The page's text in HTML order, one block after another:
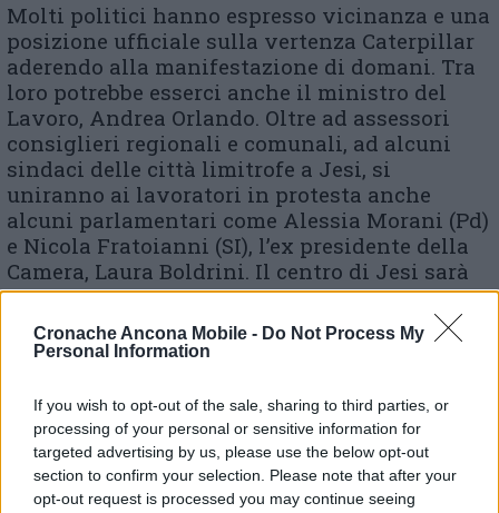
Cronache Ancona Mobile - Do Not Process My
Personal Information
If you wish to opt-out of the sale, sharing to third parties, or
processing of your personal or sensitive information for
targeted advertising by us, please use the below opt-out
section to confirm your selection. Please note that after your
opt-out request is processed you may continue seeing
Molti politici hanno espresso vicinanza e una
posizione ufficiale sulla vertenza Caterpillar
aderendo alla manifestazione di domani. Tra
loro potrebbe esserci anche il ministro del
Lavoro, Andrea Orlando. Oltre ad assessori
consiglieri regionali e comunali, ad alcuni
sindaci delle città limitrofe a Jesi, si
uniranno ai lavoratori in protesta anche
alcuni parlamentari come Alessia Morani (Pd)
e Nicola Fratoianni (SI), l’ex presidente della
Camera, Laura Boldrini. Il centro di Jesi sarà
‘blindato’ dalle forze di polizia per garantire
sicurezza, ordine pubblico e rispetto delle
normative anti-Covid, mentre gli agenti della
funzionamento della viabilità aprendo e
chiudendo a ‘soffietto’ le strade che
intersecheranno il percorso contemplato dal
passaggio dei manifestanti.